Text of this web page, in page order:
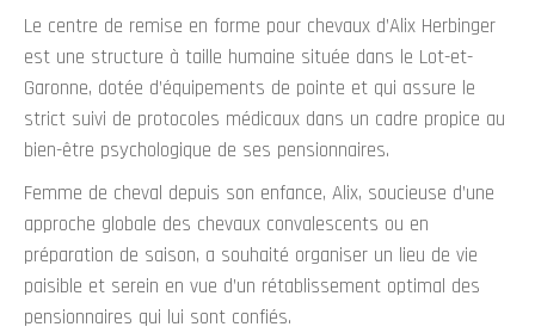
Le centre de remise en forme pour chevaux d’Alix Herbinger
est une structure à taille humaine située dans le Lot-et-
Garonne, dotée d’équipements de pointe et qui assure le
strict suivi de protocoles médicaux dans un cadre propice au
bien-être psychologique de ses pensionnaires.
Femme de cheval depuis son enfance, Alix, soucieuse d’une
approche globale des chevaux convalescents ou en
préparation de saison, a souhaité organiser un lieu de vie
paisible et serein en vue d’un rétablissement optimal des
pensionnaires qui lui sont confiés.